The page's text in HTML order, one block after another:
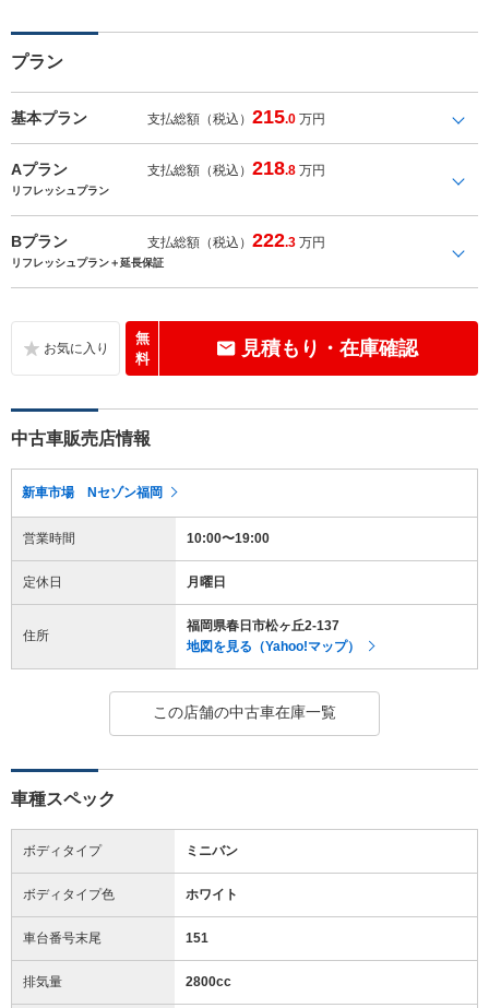
プラン
基本プラン 支払総額（税込）215.0 万円
Aプラン 支払総額（税込）218.8 万円
リフレッシュプラン
Bプラン 支払総額（税込）222.3 万円
リフレッシュプラン＋延長保証
無
料
見積もり・在庫確認
中古車販売店情報
新車市場 Nセゾン福岡
営業時間 10:00〜19:00
定休日 月曜日
住所
福岡県春日市松ヶ丘2-137
地図を見る（Yahoo!マップ）
この店舗の中古車在庫一覧
車種スペック
ボディタイプ ミニバン
ボディタイプ色 ホワイト
車台番号末尾 151
排気量 2800cc